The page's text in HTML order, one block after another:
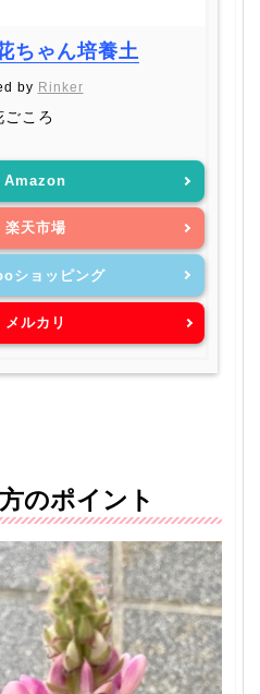
ちゃん培養土
by Rinker
ごころ
Amazon
楽天市場
ショッピング
メルカリ
のポイント